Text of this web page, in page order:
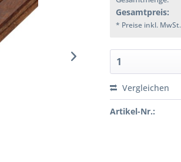
Gesamtpreis:
* Preise inkl.
Vergleichen
Artikel-Nr.: